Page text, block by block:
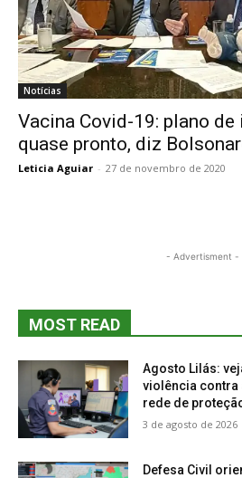
Notícias
Vacina Covid-19: plano
quase pronto, diz
Leticia Aguiar - 27 de novembro de 2020
- Advertisment -
MOST READ
Agosto Lilás:
violência contra
rede de
3 de agosto de 2026
Defesa Civil